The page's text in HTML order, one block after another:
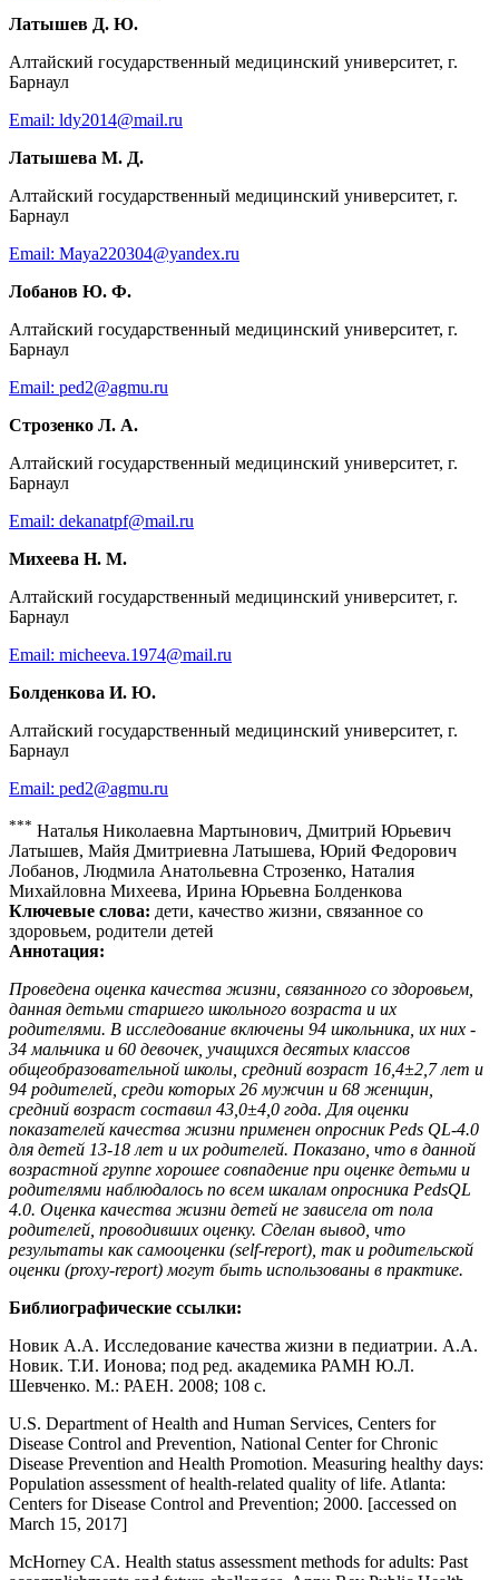
Латышев Д. Ю.
Алтайский государственный медицинский университет, г.
Барнаул
Email: ldy2014@mail.ru
Латышева М. Д.
Алтайский государственный медицинский университет, г.
Барнаул
Email: Maya220304@yandex.ru
Лобанов Ю. Ф.
Алтайский государственный медицинский университет, г.
Барнаул
Email: ped2@agmu.ru
Строзенко Л. А.
Алтайский государственный медицинский университет, г.
Барнаул
Email: dekanatpf@mail.ru
Михеева Н. М.
Алтайский государственный медицинский университет, г.
Барнаул
Email: micheeva.1974@mail.ru
Болденкова И. Ю.
Алтайский государственный медицинский университет, г.
Барнаул
Email: ped2@agmu.ru
*** Наталья Николаевна Мартынович, Дмитрий Юрьевич
Латышев, Майя Дмитриевна Латышева, Юрий Федорович
Лобанов, Людмила Анатольевна Строзенко, Наталия
Михайловна Михеева, Ирина Юрьевна Болденкова
Ключевые слова: дети, качество жизни, связанное со
здоровьем, родители детей
Аннотация:
Проведена оценка качества жизни, связанного со здоровьем,
данная детьми старшего школьного возраста и их
родителями. В исследование включены 94 школьника, их них -
34 мальчика и 60 девочек, учащихся десятых классов
общеобразовательной школы, средний возраст 16,4±2,7 лет и
94 родителей, среди которых 26 мужчин и 68 женщин,
средний возраст составил 43,0±4,0 года. Для оценки
показателей качества жизни применен опросник Peds QL-4.0
для детей 13-18 лет и их родителей. Показано, что в данной
возрастной группе хорошее совпадение при оценке детьми и
родителями наблюдалось по всем шкалам опросника PedsQL
4.0. Оценка качества жизни детей не зависела от пола
родителей, проводивших оценку. Сделан вывод, что
результаты как самооценки (self-report), так и родительской
оценки (proxy-report) могут быть использованы в практике.
Библиографические ссылки:
Новик А.А. Исследование качества жизни в педиатрии. А.А.
Новик. Т.И. Ионова; под ред. академика РАМН Ю.Л.
Шевченко. М.: РАЕН. 2008; 108 с.
U.S. Department of Health and Human Services, Centers for
Disease Control and Prevention, National Center for Chronic
Disease Prevention and Health Promotion. Measuring healthy days:
Population assessment of health-related quality of life. Atlanta:
Centers for Disease Control and Prevention; 2000. [accessed on
March 15, 2017]
McHorney CA. Health status assessment methods for adults: Past